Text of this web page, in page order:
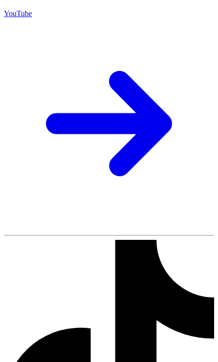
YouTube